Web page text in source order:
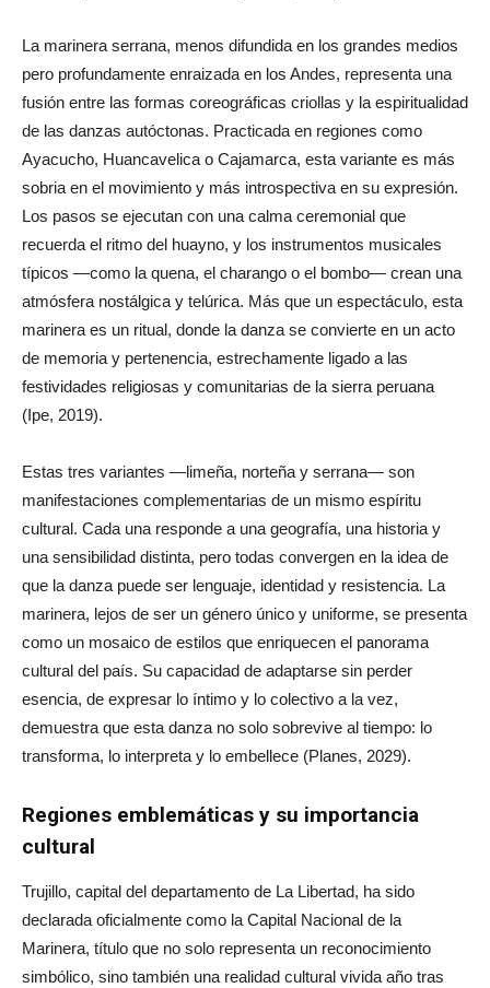
La marinera serrana, menos difundida en los grandes medios
pero profundamente enraizada en los Andes, representa una
fusión entre las formas coreográficas criollas y la espiritualidad
de las danzas autóctonas. Practicada en regiones como
Ayacucho, Huancavelica o Cajamarca, esta variante es más
sobria en el movimiento y más introspectiva en su expresión.
Los pasos se ejecutan con una calma ceremonial que
recuerda el ritmo del huayno, y los instrumentos musicales
típicos —como la quena, el charango o el bombo— crean una
atmósfera nostálgica y telúrica. Más que un espectáculo, esta
marinera es un ritual, donde la danza se convierte en un acto
de memoria y pertenencia, estrechamente ligado a las
festividades religiosas y comunitarias de la sierra peruana
(Ipe, 2019).
Estas tres variantes —limeña, norteña y serrana— son
manifestaciones complementarias de un mismo espíritu
cultural. Cada una responde a una geografía, una historia y
una sensibilidad distinta, pero todas convergen en la idea de
que la danza puede ser lenguaje, identidad y resistencia. La
marinera, lejos de ser un género único y uniforme, se presenta
como un mosaico de estilos que enriquecen el panorama
cultural del país. Su capacidad de adaptarse sin perder
esencia, de expresar lo íntimo y lo colectivo a la vez,
demuestra que esta danza no solo sobrevive al tiempo: lo
transforma, lo interpreta y lo embellece (Planes, 2029).
Regiones emblemáticas y su importancia
cultural
Trujillo, capital del departamento de La Libertad, ha sido
declarada oficialmente como la Capital Nacional de la
Marinera, título que no solo representa un reconocimiento
simbólico, sino también una realidad cultural vivida año tras